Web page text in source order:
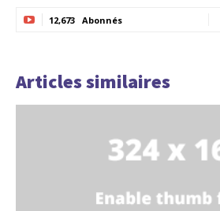
12,673 Abonnés
Articles similaires